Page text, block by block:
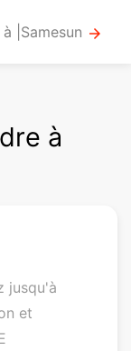
|Samesun arrow_forward
à
jusqu'à
et